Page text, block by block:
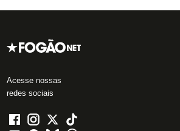
Acesse nossas
redes sociais